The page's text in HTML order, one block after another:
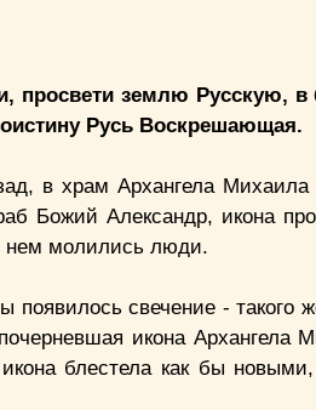
просвети землю Русскую, в
Русь Воскрешающая.
в храм Архангела Михаила
Божий Александр, икона
нем молились люди.
свечение - такого
икона Архангела
блестела как бы новыми,